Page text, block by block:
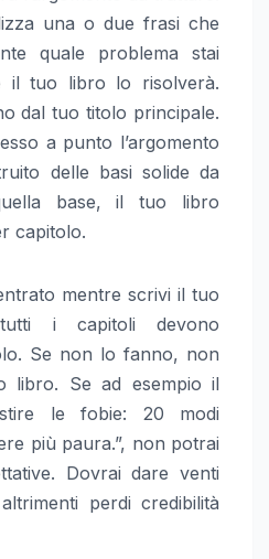
una o due frasi che
quale problema stai
il tuo libro lo risolverà.
dal tuo titolo principale.
a punto l’argomento
delle basi solide da
base, il tuo libro
capitolo.
mentre scrivi il tuo
i capitoli devono
Se non lo fanno, non
libro. Se ad esempio il
le fobie: 20 modi
più paura.”, non potrai
Dovrai dare venti
perdi credibilità